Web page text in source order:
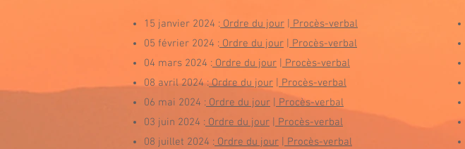
15 janvier 2024 : Ordre du jour
Procès-verbal
05 février 2024 : Ordre du jour
Procès-verbal
04 mars 2024 : Ordre du jour
Procès-verbal
08 avril2024 :Ordre du jour
Procès-verbal
06 mai 2024 : Ordre du jour
Procès-verbal
03 juin 2024 : Ordre du jour
Procès-verbal
08 juillet 2024 : Ordre du jour
Procès-verbal